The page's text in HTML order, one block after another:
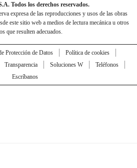
Todos los derechos reservados.
expresa de las reproducciones y usos de las obras
este sitio web a medios de lectura mecánica u otros
que resulten adecuados.
Protección de Datos
Política de cookies
Transparencia Soluciones W
Teléfonos
Escríbanos